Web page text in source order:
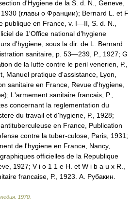
d'Hygiene de la S. d. N., Geneve,
(главы о Франции); Bernard L. et F
publique en France, v. I—II, S. d. N.,
de 1'Office national d'hygiene
d'hygiene, sous la dir. de L. Bernard
sanitaire, p. 53—239, P., 1927; G
de la lutte contre le peril venerien, P.,
Manuel pratique d'assistance, Lyon,
sanitaire en France, Revue d'hygiene,
L'armement sanitaire francais, P.,
concernant la reglementation du
du travail et d'hygiene, P., 1928;
en France, Publication
contre la tuber-culose, Paris, 1931;
de l'hygiene en France, Nancy,
officielles de la Republique
1927; V i о 1 1 e H. et W i b a u x R.,
francaise, P., 1923. А. Рубакин.
. 1970.